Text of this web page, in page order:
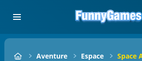
Aventure Espace Space